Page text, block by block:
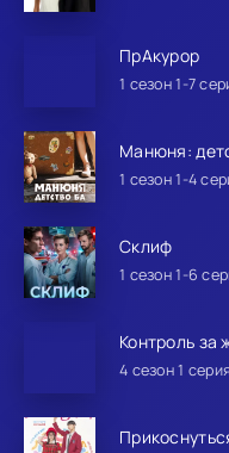
ПрАкурор
1 сезон 1-7
Манюня:
1 сезон 1-4
Склиф
1 сезон 1-6
Контроль за
4 сезон 1 серия